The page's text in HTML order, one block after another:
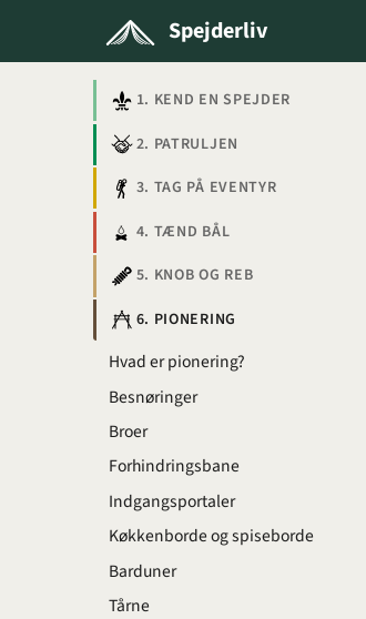
Spejderliv
1. KEND EN SPEJDER
2. PATRULJEN
3. TAG PÅ EVENTYR
4. TÆND BÅL
5. KNOB OG REB
6. PIONERING
Hvad er pionering?
Besnøringer
Broer
Forhindringsbane
Indgangsportaler
Køkkenborde og spiseborde
Barduner
Tårne